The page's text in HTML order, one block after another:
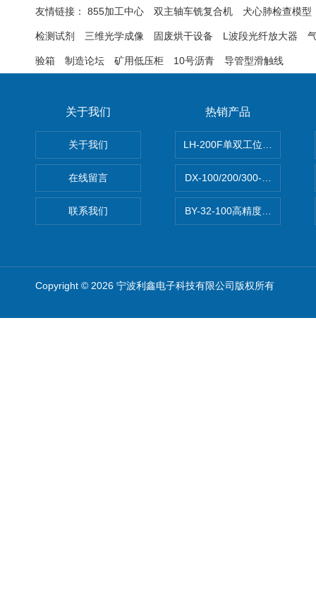
友情链接： 855加工中心 双主轴车铣复合机 犬心肺检查模型
检测试剂 三维光学成像 固废烘干设备 L波段光纤放大器
验箱 制造论坛 矿用低压柜 10号沥青 导管型滑触线
关于我们
关于我们
在线留言
联系我们
热销产品
LH-200F单双工位数字振实密
DX-100/200/300-30L/H自动
BY-32-100高精度可调开关电
Copyright © 2026 宁波利鑫电子科技有限公司版权所有